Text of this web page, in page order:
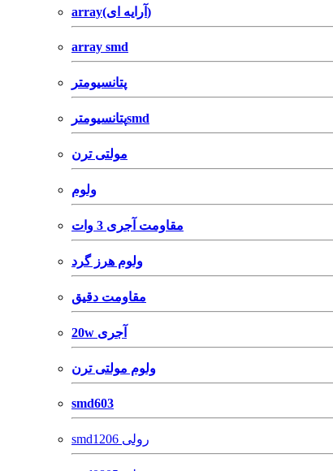
array(آرایه ای)
array smd
پتانسیومتر
پتانسیومترsmd
مولتی ترن
ولوم
مقاومت آجری 3 وات
ولوم هرز گرد
مقاومت دقیق
20w آجری
ولوم مولتی ترن
smd603
smd1206 رولی